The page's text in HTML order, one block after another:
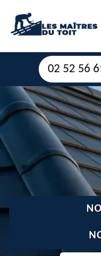
02 52 56